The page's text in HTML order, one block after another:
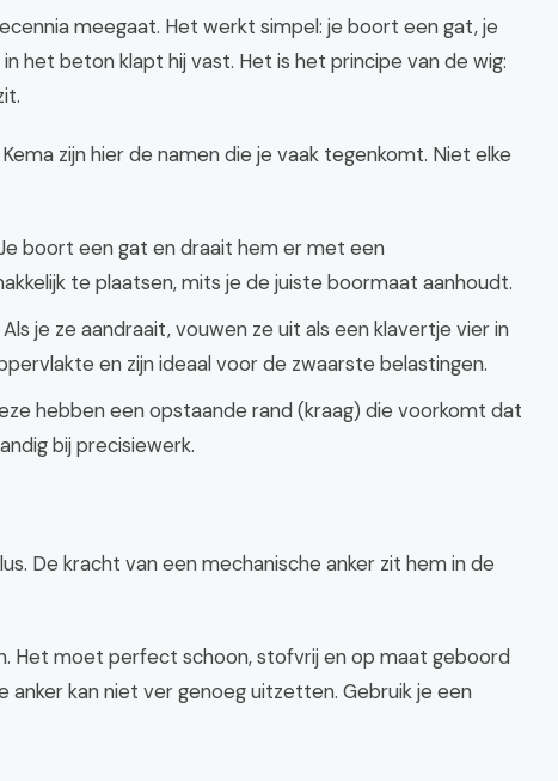
meegaat. Het werkt simpel: je boort een gat, je
het beton klapt hij vast. Het is het principe van de wig:
zijn hier de namen die je vaak tegenkomt. Niet elke
boort een gat en draait hem er met een
te plaatsen, mits je de juiste boormaat aanhoudt.
je ze aandraait, vouwen ze uit als een klavertje vier in
en zijn ideaal voor de zwaarste belastingen.
hebben een opstaande rand (kraag) die voorkomt dat
bij precisiewerk.
De kracht van een mechanische anker zit hem in de
Het moet perfect schoon, stofvrij en op maat geboord
anker kan niet ver genoeg uitzetten. Gebruik je een